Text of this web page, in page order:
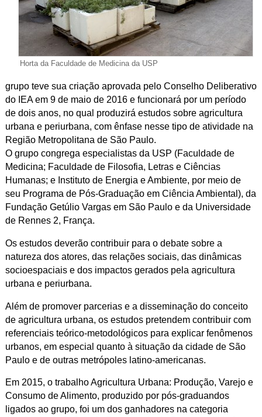
Horta da Faculdade de Medicina da USP
grupo teve sua criação aprovada pelo Conselho Deliberativo
do IEA em 9 de maio de 2016 e funcionará por um período
de dois anos, no qual produzirá estudos sobre agricultura
urbana e periurbana, com ênfase nesse tipo de atividade na
Região Metropolitana de São Paulo.
O grupo congrega especialistas da USP (Faculdade de
Medicina; Faculdade de Filosofia, Letras e Ciências
Humanas; e Instituto de Energia e Ambiente, por meio de
seu Programa de Pós-Graduação em Ciência Ambiental), da
Fundação Getúlio Vargas em São Paulo e da Universidade
de Rennes 2, França.
Os estudos deverão contribuir para o debate sobre a
natureza dos atores, das relações sociais, das dinâmicas
socioespaciais e dos impactos gerados pela agricultura
urbana e periurbana.
Além de promover parcerias e a disseminação do conceito
de agricultura urbana, os estudos pretendem contribuir com
referenciais teórico-metodológicos para explicar fenômenos
urbanos, em especial quanto à situação da cidade de São
Paulo e de outras metrópoles latino-americanas.
Em 2015, o trabalho Agricultura Urbana: Produção, Varejo e
Consumo de Alimento, produzido por pós-graduandos
ligados ao grupo, foi um dos ganhadores na categoria